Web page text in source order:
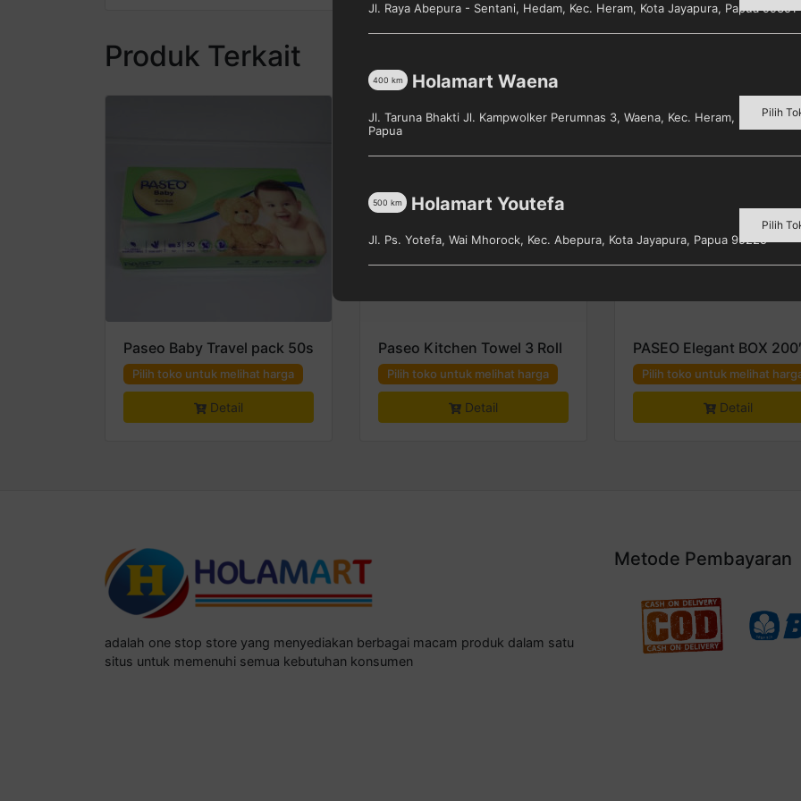
Produk Terkait
Paseo Baby Travel pack 50s
Pilih toko untuk melihat harga
Detail
Paseo Kitchen Towel 3 Roll
Pilih toko untuk melihat harga
Detail
PASEO Elegant BOX
Pilih toko untuk melihat
Detail
adalah one stop store yang menyediakan berbagai macam produk dalam satu
situs untuk memenuhi semua kebutuhan konsumen
Metode Pembayaran
Jl. Raya Abepura - Sentani, Hedam, Kec. Heram, Kota Jayapura, Papua 99351
Holamart Waena
400 km
Jl. Taruna Bhakti Jl. Kampwolker Perumnas 3, Waena, Kec. Heram, Kota
Papua
Pilih
Holamart Youtefa
500 km
Jl. Ps. Yotefa, Wai Mhorock, Kec. Abepura, Kota Jayapura, Papua 99225
Pilih